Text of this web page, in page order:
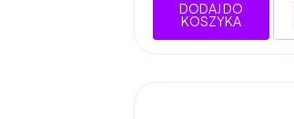
DODAJ DO
KOSZYKA